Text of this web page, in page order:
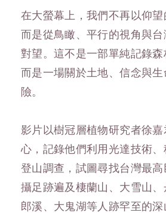
在大螢幕上，我們不再以仰望
而是從鳥瞰、平行的視角與
對望。這不是一部單純記錄森
而是一場關於土地、信念與
險。
影片以樹冠層植物研究者徐
心，記錄他們利用光達技術、
登山調查，試圖尋找台灣最
攝足跡遍及棲蘭山、大雪山
郎溪、大鬼湖等人跡罕至的